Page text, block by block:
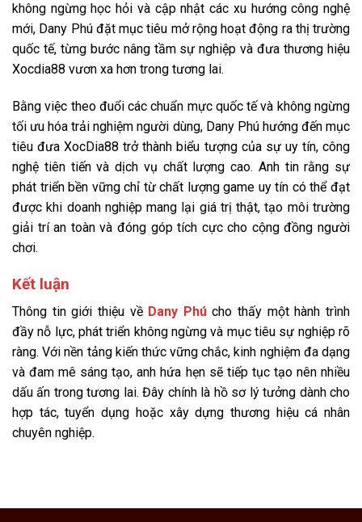
không ngừng học hỏi và cập nhật các xu hướng công nghệ
mới, Dany Phú đặt mục tiêu mở rộng hoạt động ra thị trường
quốc tế, từng bước nâng tầm sự nghiệp và đưa thương hiệu
Xocdia88 vươn xa hơn trong tương lai.
Bằng việc theo đuổi các chuẩn mực quốc tế và không ngừng
tối ưu hóa trải nghiệm người dùng, Dany Phú hướng đến mục
tiêu đưa XocDia88 trở thành biểu tượng của sự uy tín, công
nghệ tiên tiến và dịch vụ chất lượng cao. Anh tin rằng sự
phát triển bền vững chỉ từ chất lượng game uy tín có thể đạt
được khi doanh nghiệp mang lại giá trị thật, tạo môi trường
giải trí an toàn và đóng góp tích cực cho cộng đồng người
chơi.
Kết luận
Thông tin giới thiệu về Dany Phúcho thấy một hành trình
đầy nỗ lực, phát triển không ngừng và mục tiêu sự nghiệp rõ
ràng. Với nền tảng kiến thức vững chắc, kinh nghiệm đa dạng
và đam mê sáng tạo, anh hứa hẹn sẽ tiếp tục tạo nên nhiều
dấu ấn trong tương lai. Đây chính là hồ sơ lý tưởng dành cho
hợp tác, tuyển dụng hoặc xây dựng thương hiệu cá nhân
chuyên nghiệp.